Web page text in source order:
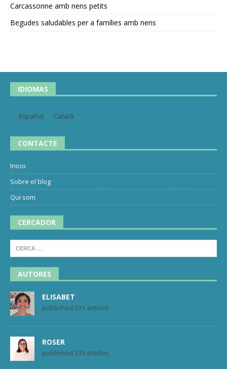
Carcassonne amb nens petits
Begudes saludables per a famílies amb nens
IDIOMAS
Español Català
CONTACTE
Inicio
Sobre el blog
Qui som
CERCADOR
AUTORES
ELISABET
published 231 articles
ROSER
published 219 articles